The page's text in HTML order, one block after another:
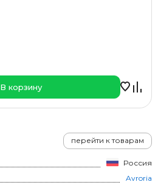
перейти к товарам
Россия
Avroria
В корзину